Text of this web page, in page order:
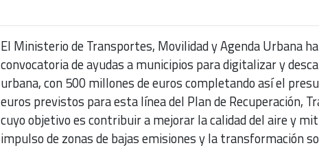
El Ministerio de Transportes, Movilidad y Agenda Urbana
convocatoria de ayudas a municipios para digitalizar y
urbana, con 500 millones de euros completando así el
euros previstos para esta línea del Plan de Recuperación,
cuyo objetivo es contribuir a mejorar la calidad del aire y
impulso de zonas de bajas emisiones y la transformación